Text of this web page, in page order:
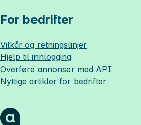
For bedrifter
Vilkår og retningslinjer
Hjelp til innlogging
Overføre annonser med API
Nyttige artikler for bedrifter